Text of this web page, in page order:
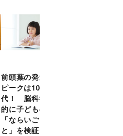
前頭葉の発達
ピークは10
代！ 脳科学
的に子どもの
「ならいご
と」を検証